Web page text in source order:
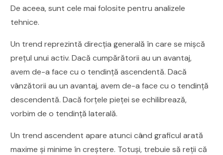
De aceea, sunt cele mai folosite pentru analizele
tehnice.
Un trend reprezintă direcția generală în care se mișcă
prețul unui activ. Dacă cumpărătorii au un avantaj,
avem de-a face cu o tendință ascendentă. Dacă
vânzătorii au un avantaj, avem de-a face cu o tendință
descendentă. Dacă forțele pieței se echilibrează,
vorbim de o tendință laterală.
Un trend ascendent apare atunci când graficul arată
maxime și minime în creștere. Totuși, trebuie să reții că